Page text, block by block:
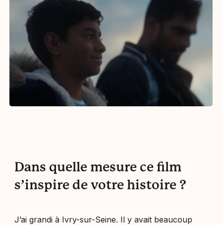
Dans quelle mesure ce film
s’inspire de votre histoire ?
J’ai grandi à Ivry-sur-Seine. Il y avait beaucoup